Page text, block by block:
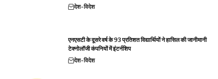
देश-विदेश
एनएसटी के दूसरे वर्ष के 93 प्रतिशत विद्यार्थियों ने हासिल की जानीमानी
टेक्नोलॉजी कंपनियों में इंटर्नशिप
देश-विदेश